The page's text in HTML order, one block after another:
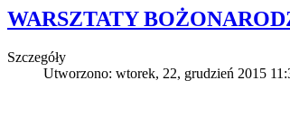
WARSZTATY
Szczegóły
Utworzono: wtorek, 22, grudzień 2015